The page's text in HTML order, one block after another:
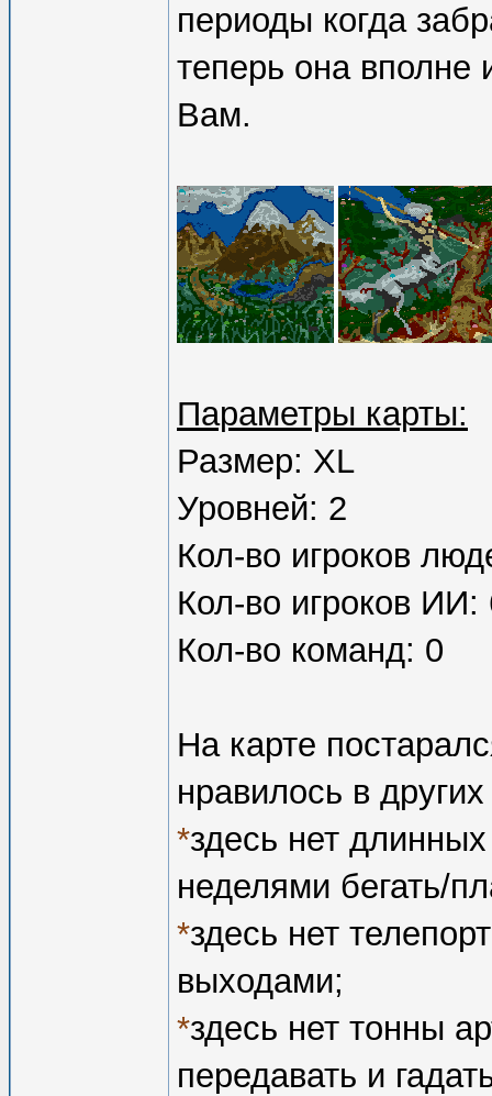
периоды когда
теперь она вполне
Вам.
Параметры карты:
Размер: XL
Уровней: 2
Кол-во игроков
Кол-во игроков ИИ:
Кол-во команд: 0
На карте
нравилось в
*здесь нет
неделями бегать/
*здесь нет
выходами;
*здесь нет тонны
передавать и